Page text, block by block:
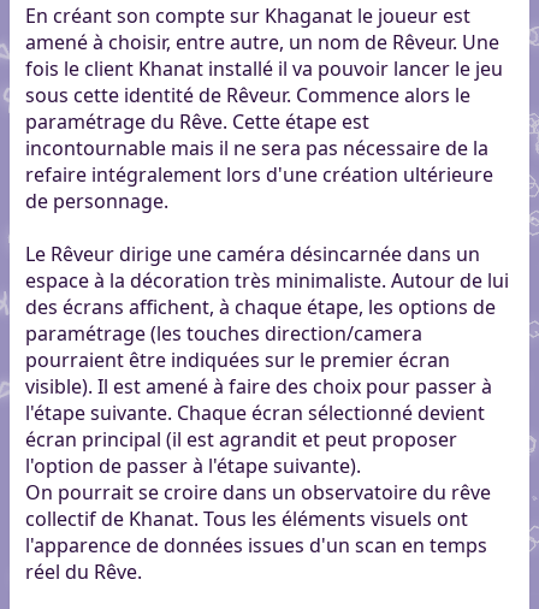
En créant son compte sur Khaganat le joueur est
amené à choisir, entre autre, un nom de Rêveur. Une
fois le client Khanat installé il va pouvoir lancer le jeu
sous cette identité de Rêveur. Commence alors le
paramétrage du Rêve. Cette étape est
incontournable mais il ne sera pas nécessaire de la
refaire intégralement lors d'une création ultérieure
de personnage.
Le Rêveur dirige une caméra désincarnée dans un
espace à la décoration très minimaliste. Autour de lui
des écrans affichent, à chaque étape, les options de
paramétrage (les touches direction/camera
pourraient être indiquées sur le premier écran
visible). Il est amené à faire des choix pour passer à
l'étape suivante. Chaque écran sélectionné devient
écran principal (il est agrandit et peut proposer
l'option de passer à l'étape suivante).
On pourrait se croire dans un observatoire du rêve
collectif de Khanat. Tous les éléments visuels ont
l'apparence de données issues d'un scan en temps
réel du Rêve.